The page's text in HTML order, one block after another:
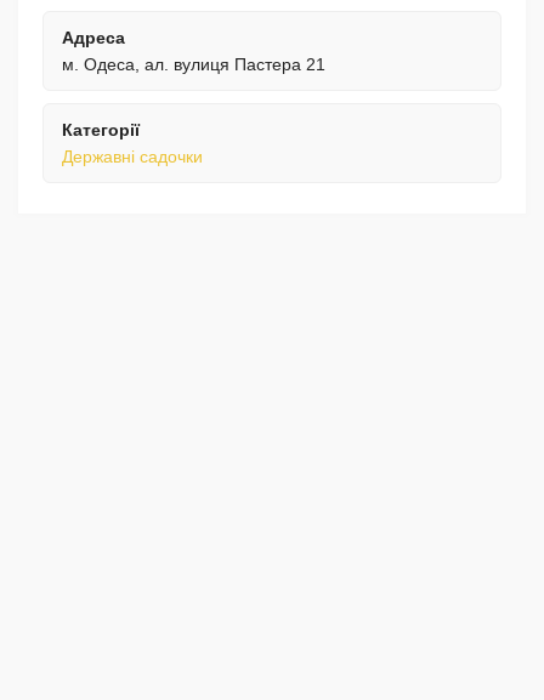
Адреса
м. Одеса, ал. вулиця Пастера 21
Категорії
Державні садочки